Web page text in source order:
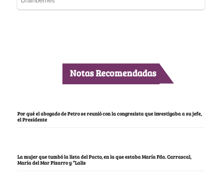
Notas Recomendadas
Por qué el abogado de Petro se reunió con la congresista que investigaba a su jefe,
el Presidente
La mujer que tumbó la lista del Pacto, en la que estaba María Fda. Carrascal,
María del Mar Pizarro y “Lalis